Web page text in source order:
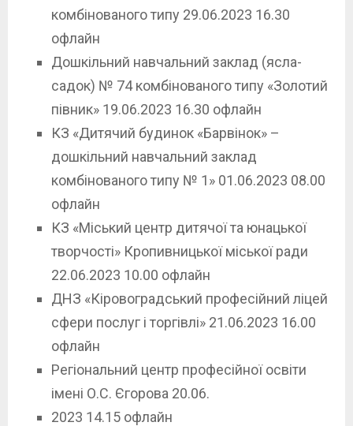
комбінованого типу 29.06.2023 16.30
офлайн
Дошкільний навчальний заклад (ясла-
садок) № 74 комбінованого типу «Золотий
півник» 19.06.2023 16.30 офлайн
КЗ «Дитячий будинок «Барвінок» –
дошкільний навчальний заклад
комбінованого типу № 1» 01.06.2023 08.00
офлайн
КЗ «Міський центр дитячої та юнацької
творчості» Кропивницької міської ради
22.06.2023 10.00 офлайн
ДНЗ «Кіровоградський професійний ліцей
сфери послуг і торгівлі» 21.06.2023 16.00
офлайн
Регіональний центр професійної освіти
імені О.С. Єгорова 20.06.
2023 14.15 офлайн